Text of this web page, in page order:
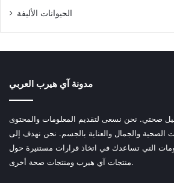
الحيوانات الأليفة
مدونة آي هيرب العربي
صحتي. نحن نسعى لتقديم المعلومات والمحتوى
الصحية والجمال والعناية بالجسم. نحن نهدف إلى
التي تساعدك في اتخاذ قرارات مستنيرة حول
منتجات آي هيرب ومنتجات صحة أخرى.